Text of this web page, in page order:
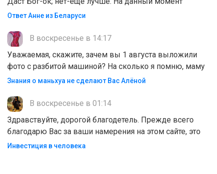
Ответ Анне из Беларуси
В воскресенье в 14:17
Уважаемая, скажите, зачем вы 1 августа выложили
фото с разбитой машиной? На сколько я помню, маму
Знания о маньхуа не сделают Вас Алëной
В воскресенье в 01:14
Здравствуйте, дорогой благодетель. Прежде всего
благодарю Вас за ваши намерения на этом сайте, это
Инвестиция в человека